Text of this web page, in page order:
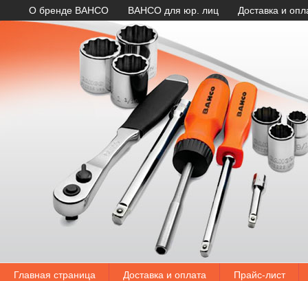
О бренде BAHCO BAHCO для юр. лиц Доставка и
Главная страница Доставка и оплата Прайс-лист